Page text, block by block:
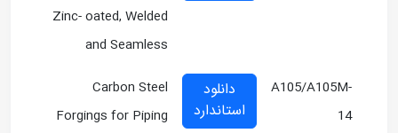
Zinc- oated, Welded
and Seamless
A105/A105M-
14
دانلود
استاندارد
Carbon Steel
Forgings for Piping